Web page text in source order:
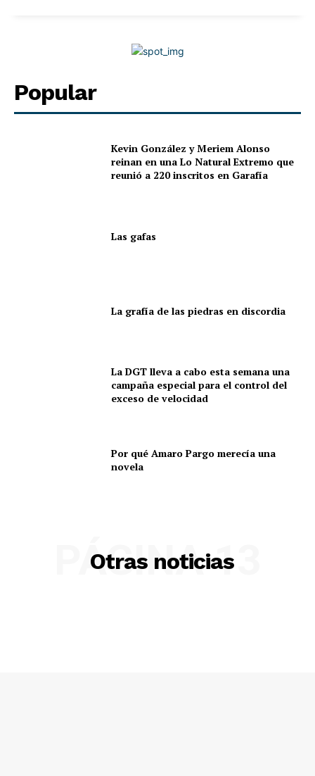
Popular
Kevin González y Meriem Alonso
reinan en una Lo Natural Extremo que
reunió a 220 inscritos en Garafía
Las gafas
La grafía de las piedras en discordia
La DGT lleva a cabo esta semana una
campaña especial para el control del
exceso de velocidad
Por qué Amaro Pargo merecía una
novela
Otras noticias
PÁGINA 13